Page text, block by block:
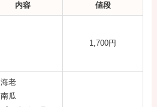
内容 値段
1,700円
海老
南瓜